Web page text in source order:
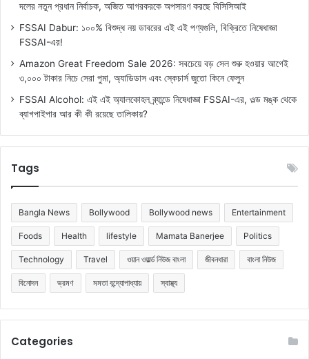
দলের নতুন প্রধান নির্বাচক, অজিত আগরকরকে অপসারণ করছে বিসিসিআই
FSSAI Dabur: ১০০% বিশুদ্ধ নয় ডাবরের এই এই পণ্যগুলি, বিক্রিতে নিষেধাজ্ঞা
FSSAI-এর!
Amazon Great Freedom Sale 2026: সবচেয়ে বড় সেল শুরু হওয়ার আগেই
৩,০০০ টাকার নিচে সেরা পুমা, অ্যাডিডাস এবং স্কেচার্স জুতো কিনে ফেলুন
FSSAI Alcohol: এই এই অ্যালকোহল ব্র্যান্ডে নিষেধাজ্ঞা FSSAI-এর, ওল্ড মঙ্ক থেকে
ব্যাগপাইপার আর কী কী রয়েছে তালিকায়?
Tags
Bangla News Bollywood Bollywood news Entertainment
Foods Health lifestyle Mamata Banerjee Politics
Technology Travel ওয়ান ওয়ার্ল্ড নিউজ বাংলা জীবনধারা বাংলা নিউজ
বিনোদন ভ্রমণ মমতা বন্দ্যোপাধ্যায় স্বাস্থ্য
Categories